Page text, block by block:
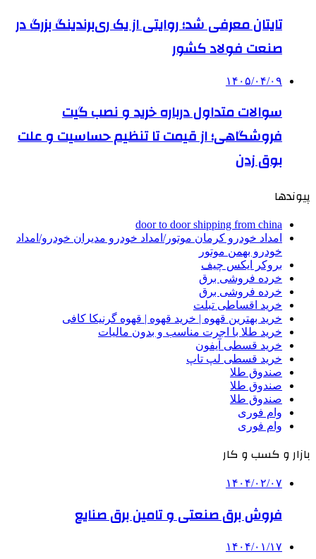
تایتان معرفی شد؛ روایتی از یک ری‌برندینگ بزرگ در
صنعت فولاد کشور
۱۴۰۵/۰۴/۰۹
سوالات متداول درباره خرید و نصب گیت
فروشگاهی؛ از قیمت تا تنظیم حساسیت و علت
بوق زدن
پیوندها
door to door shipping from china
امداد خودرو کرمان موتور/امداد خودرو مدیران خودرو/امداد
خودرو بهمن موتور
بروکر ایکس چیف
خرده فروشی برق
خرده فروشی برق
خرید اقساطی تبلت
خرید بهترین قهوه | خرید قهوه | قهوه گرنیکا کافی
خرید طلا با اجرت مناسب و بدون مالیات
خرید قسطی آیفون
خرید قسطی لپ تاپ
صندوق طلا
صندوق طلا
صندوق طلا
وام فوری
وام فوری
بازار و کسب و کار
۱۴۰۴/۰۲/۰۷
فروش برق صنعتی و تامین برق صنایع
۱۴۰۴/۰۱/۱۷